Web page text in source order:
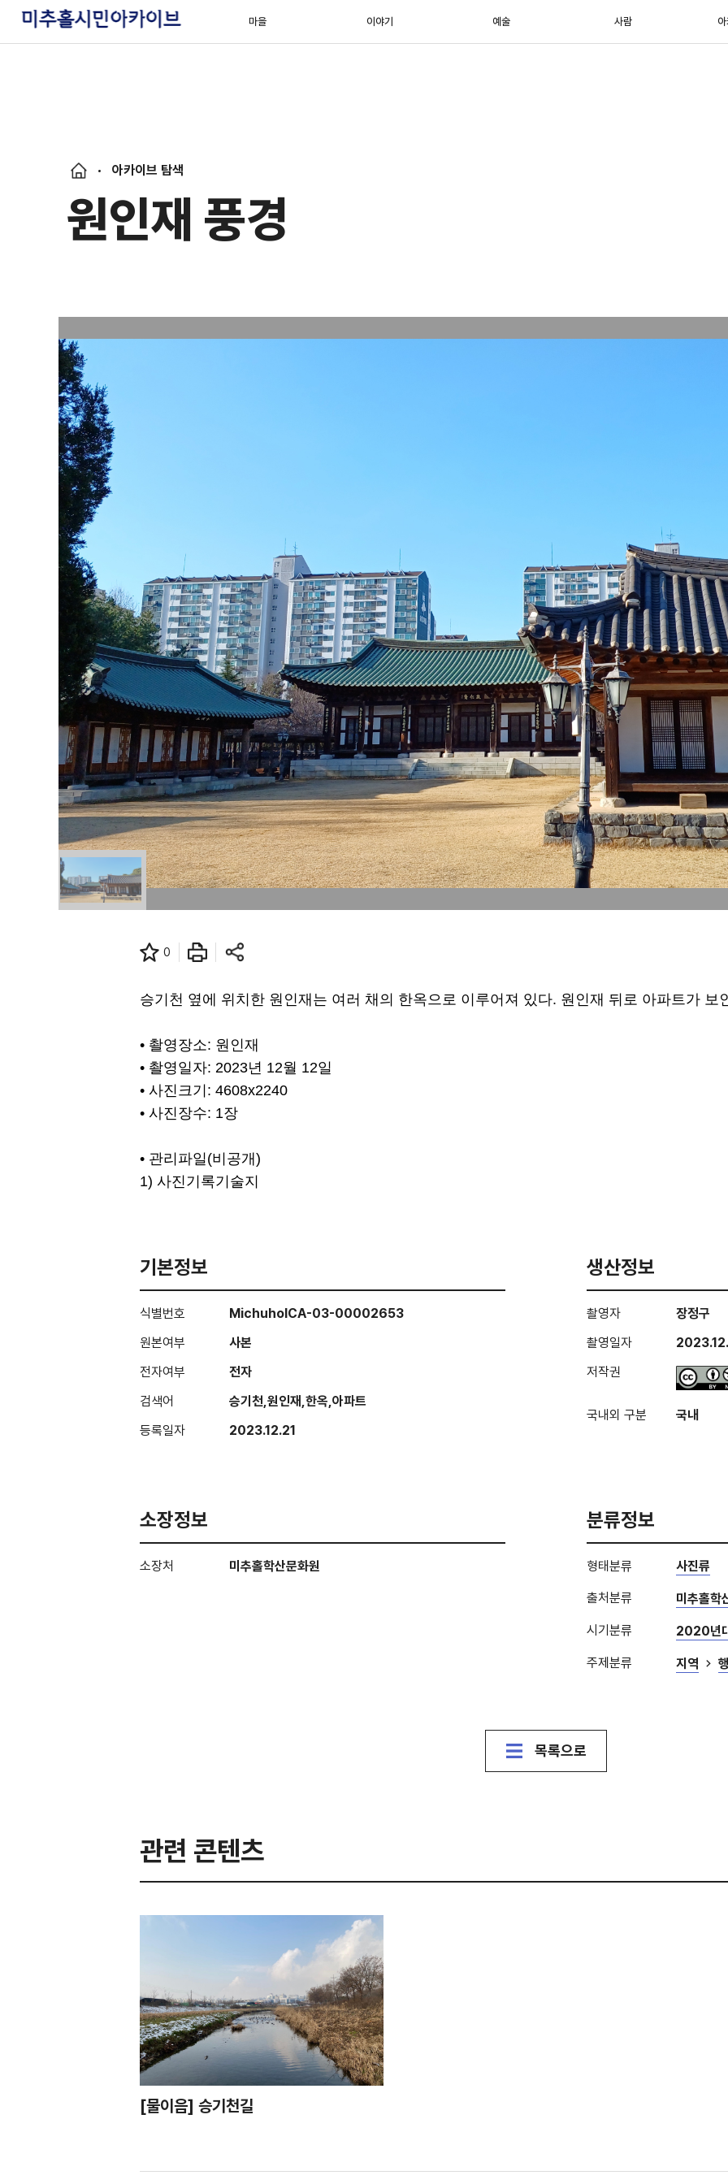
마을 이야기 예술 사람
아카이브 탐색
원인재 풍경
0
승기천 옆에 위치한 원인재는 여러 채의 한옥으로 이루어져 있다. 원인재 뒤로 아파트가 보
• 촬영장소: 원인재
• 촬영일자: 2023년 12월 12일
• 사진크기: 4608x2240
• 사진장수: 1장
• 관리파일(비공개)
1) 사진기록기술지
기본정보
식별번호
MichuholCA-03-00002653
원본여부
사본
전자여부
전자
검색어
승기천,원인재,한옥,아파트
등록일자
2023.12.21
생산정보
촬영자
장정구
촬영일자
저작권
국내외 구분 국내
소장정보
소장처 미추홀학산문화원
분류정보
형태분류 사진류
출처분류 미추홀학
시기분류 2020년
주제분류 지역
목록으로
관련 콘텐츠
[물이음] 승기천길